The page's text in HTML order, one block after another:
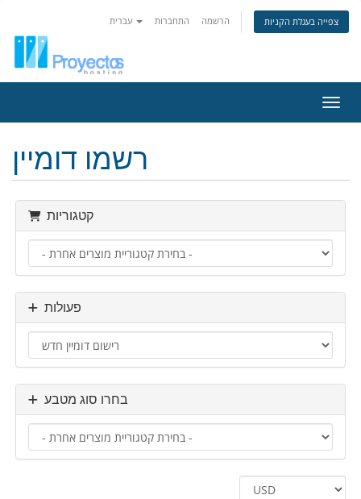
התחברות הרשמה צפייה בעגלת הקניות
רשמו דומיין
קטגוריות
פעולות
בחרו סוג מטבע